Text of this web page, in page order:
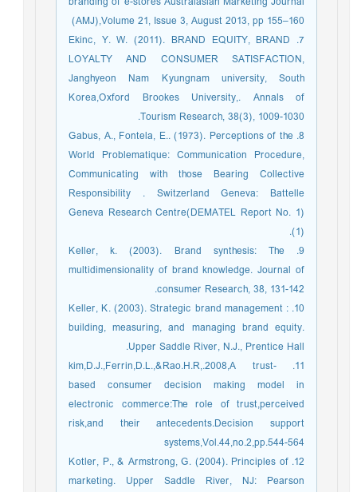
(AMJ),Volume 21, Issue 3, August 2013, pp 155–160
7. Ekinc, Y. W. (2011). BRAND EQUITY, BRAND
LOYALTY AND CONSUMER SATISFACTION,
Janghyeon Nam Kyungnam university, South
Korea,Oxford Brookes University,. Annals of
Tourism Research, 38(3), 1009-1030.
8. Gabus, A., Fontela, E.. (1973). Perceptions of the
World Problematique: Communication Procedure,
Communicating with those Bearing Collective
Responsibility . Switzerland Geneva: Battelle
Geneva Research Centre(DEMATEL Report No. 1)
(1).
9. Keller, k. (2003). Brand synthesis: The
multidimensionality of brand knowledge. Journal of
consumer Research, 38, 131-142.
10. Keller, K. (2003). Strategic brand management :
building, measuring, and managing brand equity.
Upper Saddle River, N.J., Prentice Hall.
11. kim,D.J.,Ferrin,D.L.,&Rao.H.R,.2008,A trust-
based consumer decision making model in
electronic commerce:The role of trust,perceived
risk,and their antecedents.Decision support
systems,Vol.44,no.2,pp.544-564
12. Kotler, P., & Armstrong, G. (2004). Principles of
marketing. Upper Saddle River, NJ: Pearson